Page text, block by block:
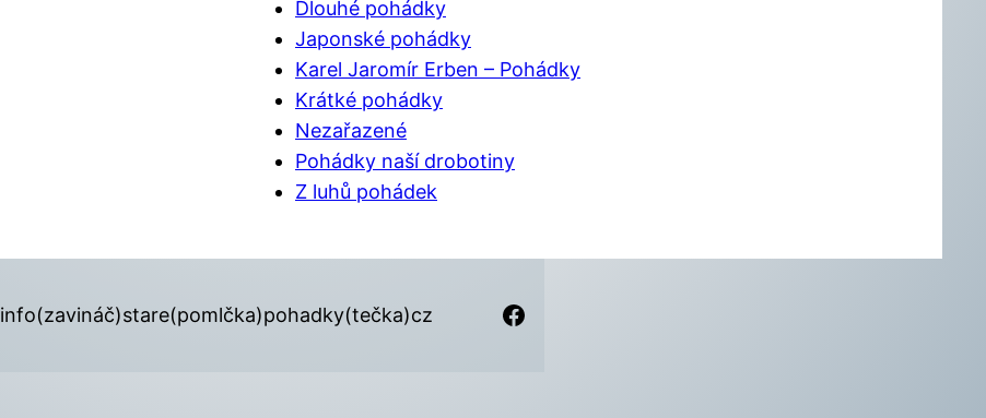
Dlouhé pohádky
Japonské pohádky
Karel Jaromír Erben – Pohádky
Krátké pohádky
Nezařazené
Pohádky naší drobotiny
Z luhů pohádek
info(zavináč)stare(pomlčka)pohadky(tečka)cz Facebook